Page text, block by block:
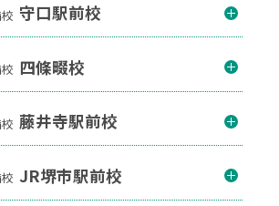
守口駅前校
四條畷校
藤井寺駅前校
JR堺市駅前校